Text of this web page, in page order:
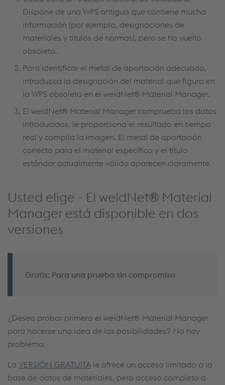
Dispone de una WPS antigua que contiene mucha
información (por ejemplo, designaciones de
materiales y títulos de normas), pero se ha vuelto
obsoleto.
Para identificar el metal de aportación adecuado,
introduzca la designación del material que figura en
la WPS obsoleta en el weldNet® Material Manager.
El weldNet® Material Manager comprueba los datos
introducidos, le proporciona el resultado en tiempo
real y compila la imagen. El metal de aportación
correcto para el material específico y el título
estándar actualmente válido aparecen claramente.
Usted elige - El weldNet® Material
Manager está disponible en dos
versiones
Gratis: Para una prueba sin compromiso
¿Desea probar primero el weldNet® Material Manager
para hacerse una idea de las posibilidades? No hay
problema.
La VERSIÓN GRATUITAle ofrece un acceso limitado a la
base de datos de materiales, pero acceso completo a